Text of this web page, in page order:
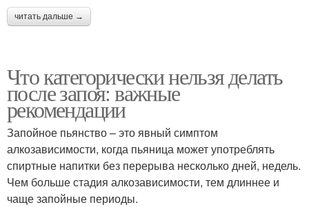
читать дальше →
Что категорически нельзя делать
после запоя: важные
рекомендации
Запойное пьянство – это явный симптом
алкозависимости, когда пьяница может употреблять
спиртные напитки без перерыва несколько дней, недель.
Чем больше стадия алкозависимости, тем длиннее и
чаще запойные периоды.